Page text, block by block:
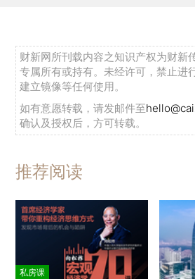
财新网所刊载内容之知识产权为财新
专属所有或持有。未经许可，禁止进
建立镜像等任何使用。
如有意愿转载，请发邮件至
确认及授权后，方可转载。
推荐阅读
私房课